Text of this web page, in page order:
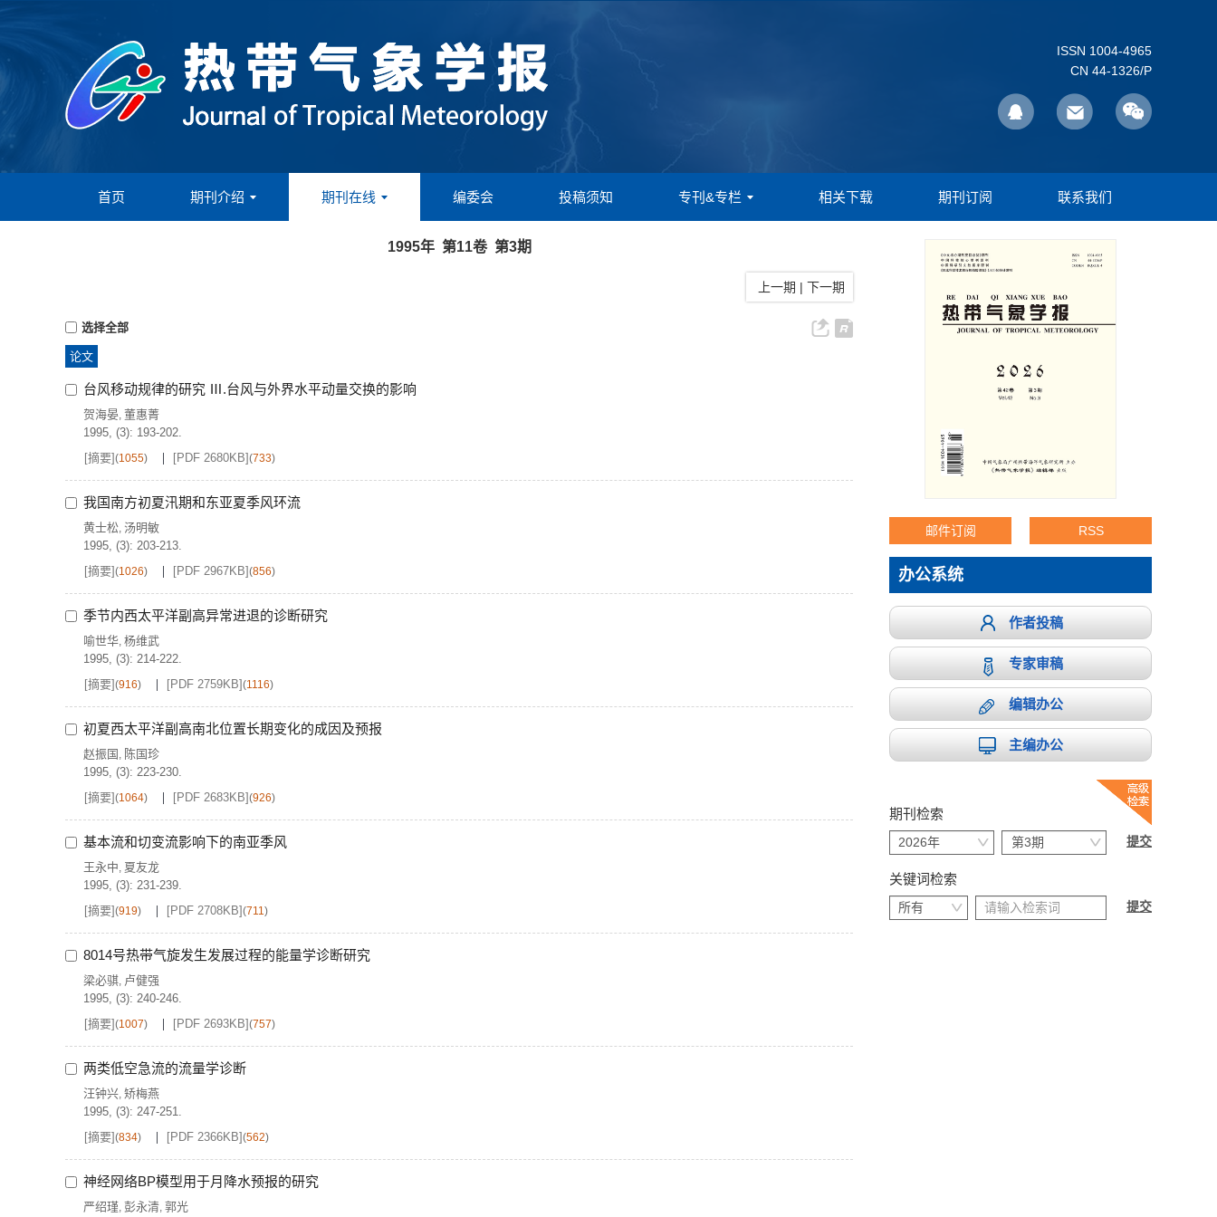
ISSN 1004-4965
CN 44-1326/P
首页 期刊介绍 期刊在线 编委会 投稿须知 专刊&专栏 相关下载 期刊订阅 联系我们
1995年 第11卷 第3期
上一期 | 下一期
选择全部
论文
台风移动规律的研究 Ⅲ.台风与外界水平动量交换的影响
贺海晏, 董惠菁
1995, (3): 193-202.
[摘要](1055) [PDF 2680KB](733)
我国南方初夏汛期和东亚夏季风环流
黄士松, 汤明敏
1995, (3): 203-213.
[摘要](1026) [PDF 2967KB](856)
季节内西太平洋副高异常进退的诊断研究
喻世华, 杨维武
1995, (3): 214-222.
[摘要](916) [PDF 2759KB](1116)
初夏西太平洋副高南北位置长期变化的成因及预报
赵振国 , 陈国珍
1995, (3): 223-230.
[摘要](1064) [PDF 2683KB](926)
基本流和切变流影响下的南亚季风
王永中, 夏友龙
1995, (3): 231-239.
[摘要](919) [PDF 2708KB](711)
8014号热带气旋发生发展过程的能量学诊断研究
梁必骐, 卢健强
1995, (3): 240-246.
[摘要](1007) [PDF 2693KB](757)
两类低空急流的流量学诊断
汪钟兴, 矫梅燕
1995, (3): 247-251.
[摘要](834) [PDF 2366KB](562)
神经网络BP模型用于月降水预报的研究
严绍瑾, 彭永清, 郭光
邮件订阅 RSS
办公系统
作者投稿
专家审稿
编辑办公
主编办公
期刊检索
关键词检索